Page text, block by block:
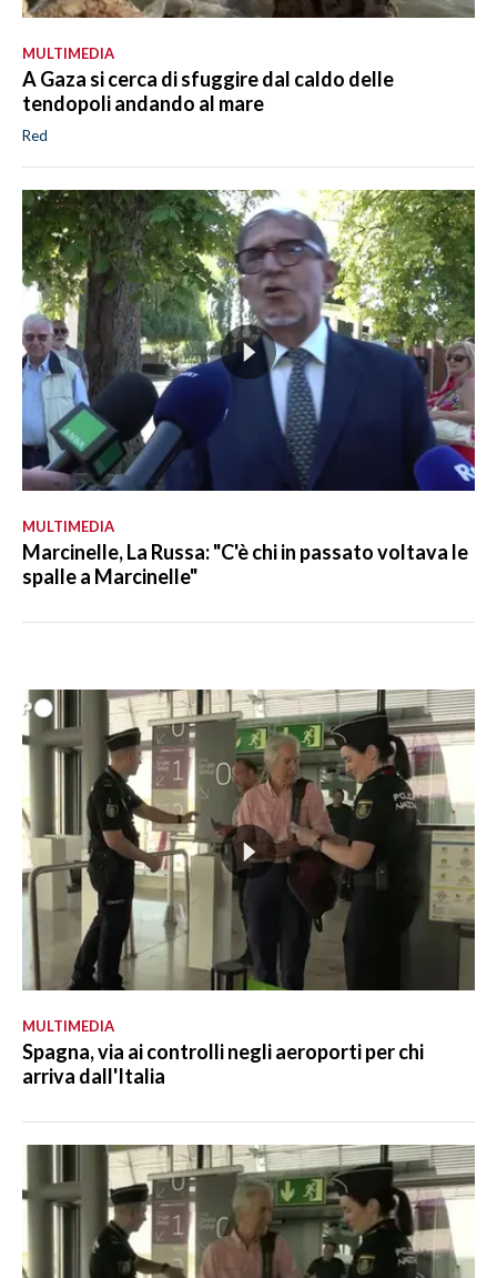
MULTIMEDIA
A Gaza si cerca di sfuggire dal caldo delle
tendopoli andando al mare
Red
MULTIMEDIA
Marcinelle, La Russa: "C'è chi in passato voltava le
spalle a Marcinelle"
MULTIMEDIA
Spagna, via ai controlli negli aeroporti per chi
arriva dall'Italia